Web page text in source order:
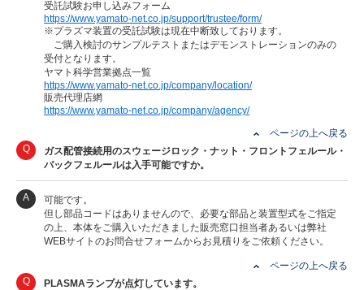
受託試験お申し込みフォーム
https://www.yamato-net.co.jp/support/trustee/form/
※プラズマ装置の受託試験は現在中断致しております。
ご購入検討のサンプルテストまたはデモンストレーションのみの
受付となります。
ヤマト科学営業拠点一覧
https://www.yamato-net.co.jp/company/location/
販売代理店網
https://www.yamato-net.co.jp/company/agency/
ページの上へ戻る
Q
ガス配管接続用のスウェージロック・ナット・フロントフェルール・
バックフェルールは入手可能ですか。
A
可能です。
但し部品コードはありませんので、必要な部品と装置型式をご指定
の上、本体をご購入いただきました販売窓口担当者あるいは弊社
WEBサイトのお問合せフォームからお見積りをご依頼ください。
ページの上へ戻る
Q
PLASMAランプが点灯しています。